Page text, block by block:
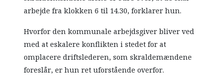
arbejde fra klokken 6 til 14.30, forklarer hun.
Hvorfor den kommunale arbejdsgiver bliver ved
med at eskalere konflikten i stedet for at
omplacere driftslederen, som skraldemændene
foreslår, er hun ret uforstående overfor.